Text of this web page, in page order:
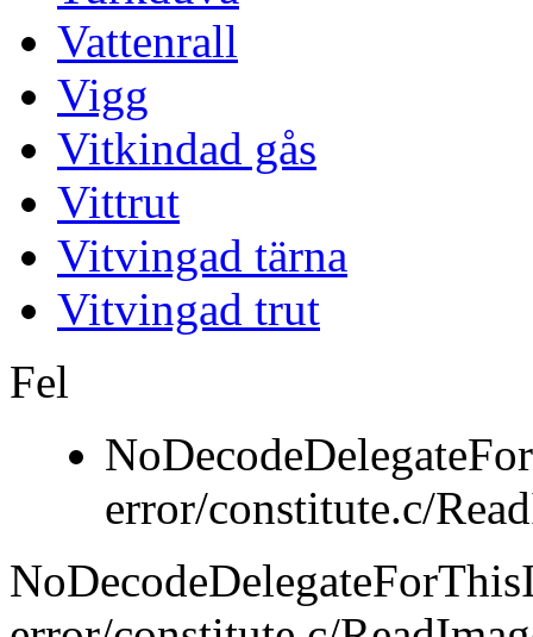
Vattenrall
Vigg
Vitkindad gås
Vittrut
Vitvingad tärna
Vitvingad trut
Fel
error/constitute.c/